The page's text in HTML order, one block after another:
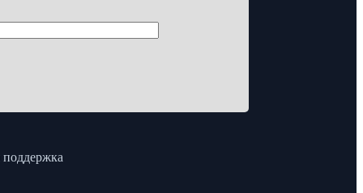
поддержка